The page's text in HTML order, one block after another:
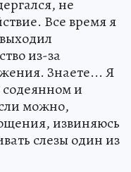
не
Все время я
из-за
Знаете... Я
содеянном и
можно,
извиняюсь
слезы один из